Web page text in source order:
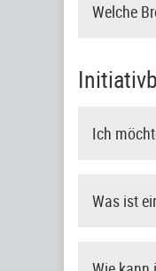
Welche
Ich
Was ist